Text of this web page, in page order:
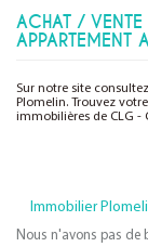
ACHAT / VENTE
APPARTEMENT
Sur notre site
Plomelin. Trouvez
immobilières de CLG -
Immobilier
Nous n'avons pas de